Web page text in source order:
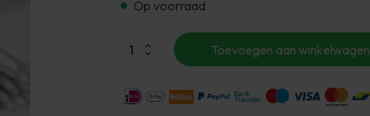
Op voorraad
Toevoegen aan winkelwagen